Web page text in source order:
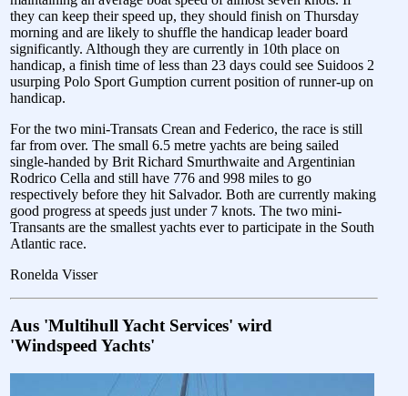
they can keep their speed up, they should finish on Thursday
morning and are likely to shuffle the handicap leader board
significantly. Although they are currently in 10th place on
handicap, a finish time of less than 23 days could see Suidoos 2
usurping Polo Sport Gumption current position of runner-up on
handicap.
For the two mini-Transats Crean and Federico, the race is still
far from over. The small 6.5 metre yachts are being sailed
single-handed by Brit Richard Smurthwaite and Argentinian
Rodrico Cella and still have 776 and 998 miles to go
respectively before they hit Salvador. Both are currently making
good progress at speeds just under 7 knots. The two mini-
Transants are the smallest yachts ever to participate in the South
Atlantic race.
Ronelda Visser
Aus 'Multihull Yacht Services' wird
'Windspeed Yachts'